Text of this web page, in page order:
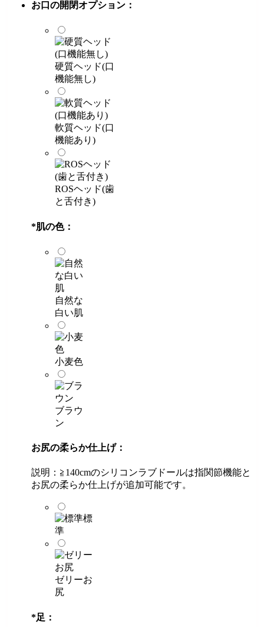
お口の開閉オプション：
硬質ヘッド(口
機能無し)
軟質ヘッド(口
機能あり)
ROSヘッド(歯
と舌付き)
*肌の色：
自然な
白い肌
小麦色
ブラウ
ン
お尻の柔らか仕上げ：
説明：≧140cmのシリコンラブドールは指関節機能と
お尻の柔らか仕上げが追加可能です。
標
準
ゼリーお
尻
*足：